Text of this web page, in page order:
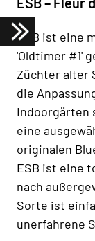
ESB ist eine
'Oldtimer #1'
Züchter alter
die
Indoorgärten
eine
originalen
ESB ist eine
nach
Sorte ist
unerfahrene